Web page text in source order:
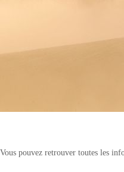
Vous pouvez retrouver toutes les